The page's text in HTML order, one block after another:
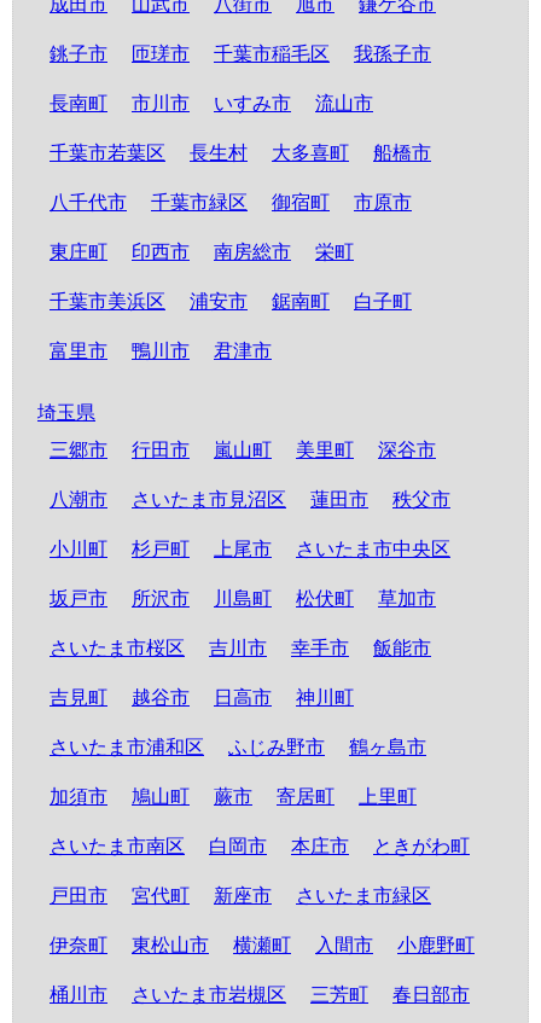
成田市 山武市 八街市 旭市 鎌ケ谷市
銚子市 匝瑳市 千葉市稲毛区 我孫子市
長南町 市川市 いすみ市 流山市
千葉市若葉区 長生村 大多喜町 船橋市
八千代市 千葉市緑区 御宿町 市原市
東庄町 印西市 南房総市 栄町
千葉市美浜区 浦安市 鋸南町 白子町
富里市 鴨川市 君津市
埼玉県
三郷市
行田市 嵐山町 美里町 深谷市
八潮市 さいたま市見沼区 蓮田市 秩父市
小川町 杉戸町 上尾市 さいたま市中央区
坂戸市 所沢市 川島町 松伏町 草加市
さいたま市桜区 吉川市 幸手市 飯能市
吉見町 越谷市 日高市 神川町
さいたま市浦和区 ふじみ野市 鶴ヶ島市
加須市 鳩山町 蕨市 寄居町 上里町
さいたま市南区 白岡市 本庄市 ときがわ町
戸田市 宮代町 新座市 さいたま市緑区
伊奈町 東松山市 横瀬町 入間市 小鹿野町
桶川市 さいたま市岩槻区 三芳町 春日部市